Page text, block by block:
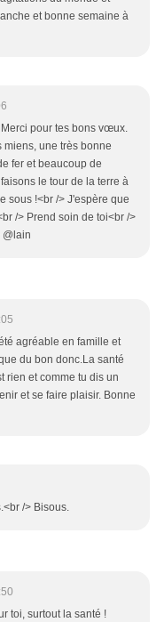
et bonne semaine à
pour tes bons vœux.
miens, une très bonne
fer et beaucoup de
le tour de la terre à
sous !<br /> J'espère que
/> Prend soin de toi<br />
@lain
agréable en famille et
du bon donc.La santé
rien et comme tu dis un
et se faire plaisir. Bonne
/> Bisous.
toi, surtout la santé !